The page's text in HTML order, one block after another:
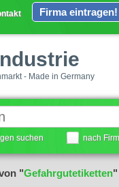
Firma eintragen!
- Made in Germany
suchen nach
"Gefahrgutetiketten